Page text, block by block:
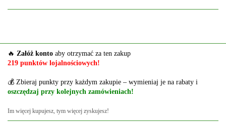
🔥 Załóż konto aby otrzymać za ten zakup
219 punktów lojalnościowych!
💰 Zbieraj punkty przy każdym zakupie – wymieniaj je na rabaty i
oszczędzaj przy kolejnych zamówieniach!
Im więcej kupujesz, tym więcej zyskujesz!